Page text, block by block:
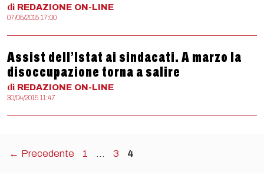
di REDAZIONE ON-LINE
07/05/2015 17:00
Assist dell’Istat ai sindacati. A marzo la
disoccupazione torna a salire
di REDAZIONE ON-LINE
30/04/2015 11:47
← Precedente Pagina
1 … Pagina
3 Pagina
4